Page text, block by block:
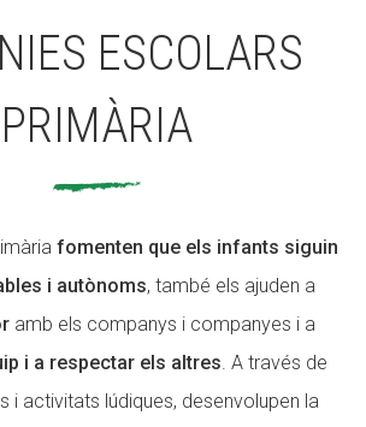
ESCOLARS
PRIMÀRIA
fomenten que els infants siguin
i autònoms, també els ajuden a
amb els companys i companyes i a
i a respectar els altres. A través de
i activitats lúdiques, desenvolupen la
DE COLÒNIES
SOCIAL I JOVES
ESPLAIS
TERCER SECTOR